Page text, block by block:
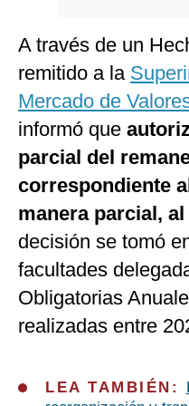
A través de un
remitido a la
Mercado de
informó que
parcial del
correspondiente
manera parcial,
decisión se tomó
facultades
Obligatorias
realizadas entre
LEA TAMBIÉN: